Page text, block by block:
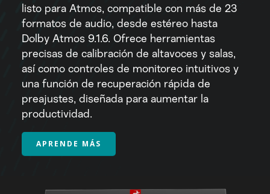
listo para Atmos, compatible con más de 23
formatos de audio, desde estéreo hasta
Dolby Atmos 9.1.6. Ofrece herramientas
precisas de calibración de altavoces y salas,
así como controles de monitoreo intuitivos y
una función de recuperación rápida de
preajustes, diseñada para aumentar la
productividad.
APRENDE MÁS